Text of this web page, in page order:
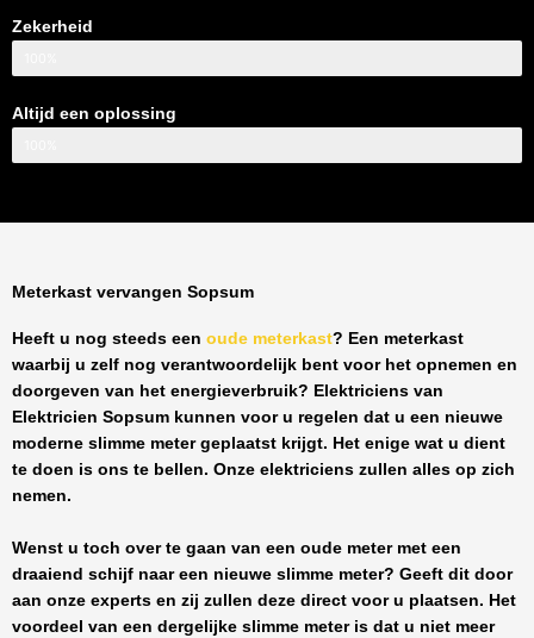
Zekerheid
Altijd een oplossing
Meterkast vervangen Sopsum
Heeft u nog steeds een oude meterkast? Een meterkast
waarbij u zelf nog verantwoordelijk bent voor het opnemen en
doorgeven van het energieverbruik? Elektriciens van
Elektricien Sopsum kunnen voor u regelen dat u een nieuwe
moderne slimme meter geplaatst krijgt. Het enige wat u dient
te doen is ons te bellen. Onze elektriciens zullen alles op zich
nemen.
Wenst u toch over te gaan van een oude meter met een
draaiend schijf naar een nieuwe slimme meter? Geeft dit door
aan onze experts en zij zullen deze direct voor u plaatsen. Het
voordeel van een dergelijke slimme meter is dat u niet meer